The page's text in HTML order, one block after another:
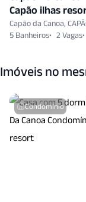
Capão ilhas
Capão da Canoa,
5 Banheiros
2 Vagas
Imóveis no
Condomínio